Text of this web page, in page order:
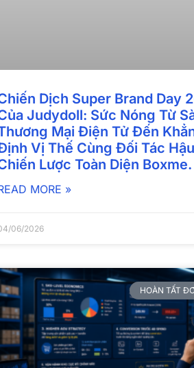
Dịch Super Brand Day
Judydoll: Sức Nóng Từ
Mại Điện Tử Đến
Vị Thế Cùng Đối Tác
Lược Toàn Diện Boxme.
MORE »
06/2026
HOÀN TẤT